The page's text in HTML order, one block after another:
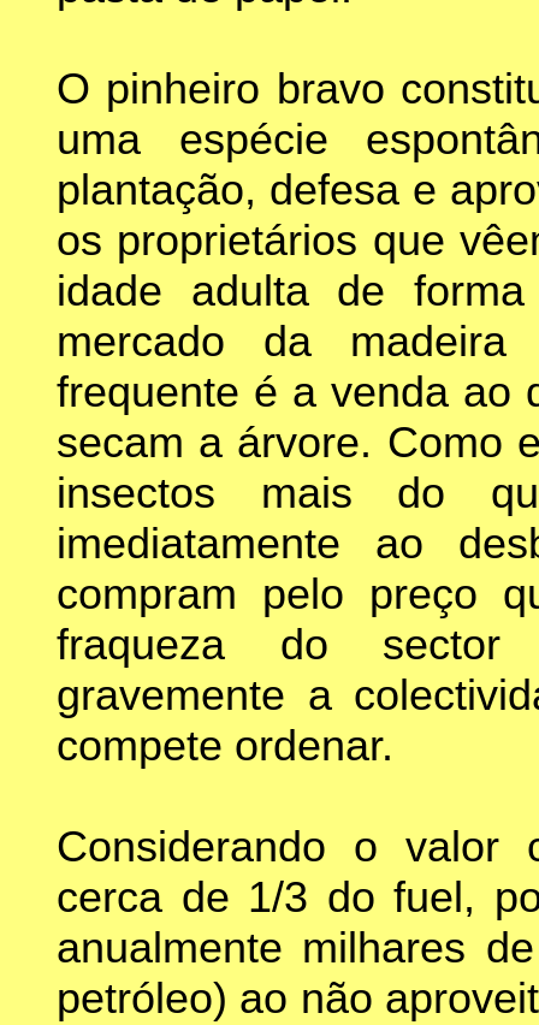
O pinheiro bravo
uma espécie
plantação, defesa e
os proprietários que
idade adulta de
mercado da
frequente é a venda ao
secam a árvore. Como
insectos mais do
imediatamente ao
compram pelo preço
fraqueza do sector
gravemente a
compete ordenar.
Considerando o valor
cerca de 1/3 do fuel,
anualmente milhares
petróleo) ao não